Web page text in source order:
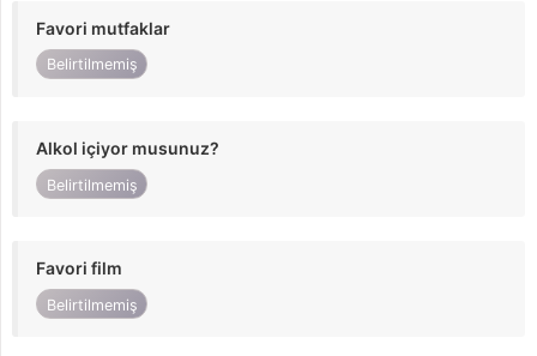
Favori mutfaklar
Belirtilmemiş
Alkol içiyor musunuz?
Belirtilmemiş
Favori film
Belirtilmemiş